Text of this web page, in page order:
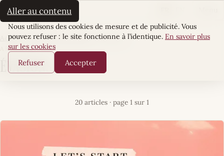
Aller au contenu
La Sultane
Accueil·Cultures & Horizons·Évasions
ARTICLES
Évasions
20 articles · page 1 sur 1
Cookies
Nous utilisons des cookies de mesure et de publicité. Vous
pouvez refuser : le site fonctionne à l’identique. En savoir plus
sur les cookies
Refuser Accepter